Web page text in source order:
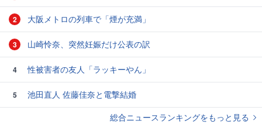
2 大阪メトロの列車で「煙が充満」
3 山崎怜奈、突然妊娠だけ公表の訳
4 性被害者の友人「ラッキーやん」
5
池田直人 佐藤佳奈と電撃結婚
総合ニュースランキングをもっと見る